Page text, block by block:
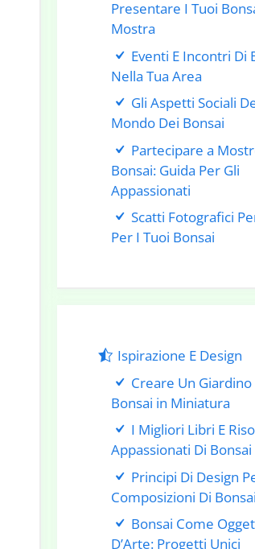
Presentare I Tuoi
Mostra
Eventi E Incontri Di
Nella Tua Area
Gli Aspetti Sociali
Mondo Dei Bonsai
Partecipare a
Bonsai: Guida Per Gli
Appassionati
Scatti Fotografici
Per I Tuoi Bonsai
Ispirazione E Design
Creare Un Giardino
Bonsai in Miniatura
I Migliori Libri E
Appassionati Di Bonsai
Principi Di Design
Composizioni Di Bonsai
Bonsai Come
D’Arte: Progetti Unici